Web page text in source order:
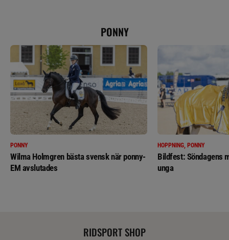
PONNY
PONNY
Wilma Holmgren bästa svensk när ponny-
EM avslutades
HOPPNING, PONNY
Bildfest: Söndagens
unga
RIDSPORT SHOP